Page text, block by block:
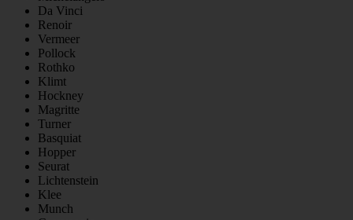
Da Vinci
Renoir
Vermeer
Pollock
Rothko
Klimt
Hockney
Magritte
Turner
Basquiat
Hopper
Seurat
Lichtenstein
Klee
Munch